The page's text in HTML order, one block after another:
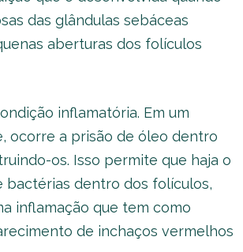
das glândulas sebáceas
aberturas dos folículos
inflamatória. Em um
ocorre a prisão de óleo dentro
os. Isso permite que haja o
bactérias dentro dos folículos,
inflamação que tem como
de inchaços vermelhos